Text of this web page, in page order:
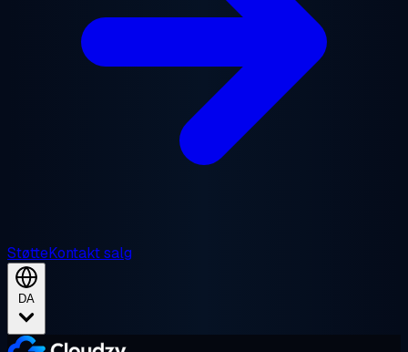
StøtteKontakt salg
DA